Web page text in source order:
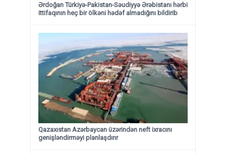
Ərdoğan Türkiyə-Pakistan-Səudiyyə Ərəbistanı hərbi
ittifaqının heç bir ölkəni hədəf almadığını bildirib
Qazaxıstan Azərbaycan üzərindən neft ixracını
genişləndirməyi planlaşdırır